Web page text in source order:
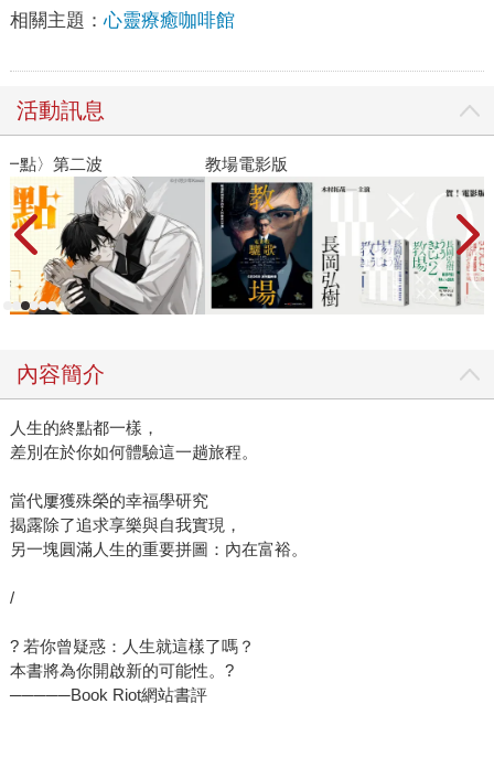
相關主題：心靈療癒咖啡館
活動訊息
教場電影版
內容簡介
人生的終點都一樣，
差別在於你如何體驗這一趟旅程。
當代屢獲殊榮的幸福學研究
揭露除了追求享樂與自我實現，
另一塊圓滿人生的重要拼圖：內在富裕。
/
? 若你曾疑惑：人生就這樣了嗎？
本書將為你開啟新的可能性。?
─────Book Riot網站書評